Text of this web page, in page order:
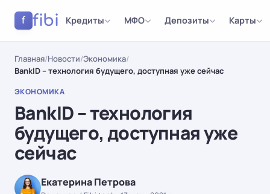
f fibi Кредиты МФО Депозиты Карты
Главная/Новости/Экономика/
BankID – технология будущего, доступная уже сейчас
ЭКОНОМИКА
BankID – технология
будущего, доступная уже
сейчас
Екатерина Петрова